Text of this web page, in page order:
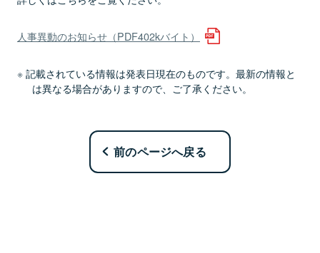
人事異動のお知らせ（PDF402kバイト）
記載されている情報は発表日現在のものです。最新の情報と
は異なる場合がありますので、ご了承ください。
前のページへ戻る